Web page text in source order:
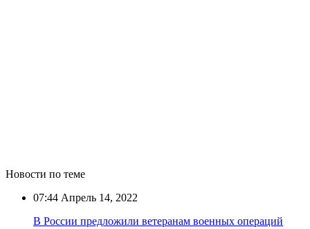
Новости по теме
07:44 Апрель 14, 2022
В России предложили ветеранам военных операций